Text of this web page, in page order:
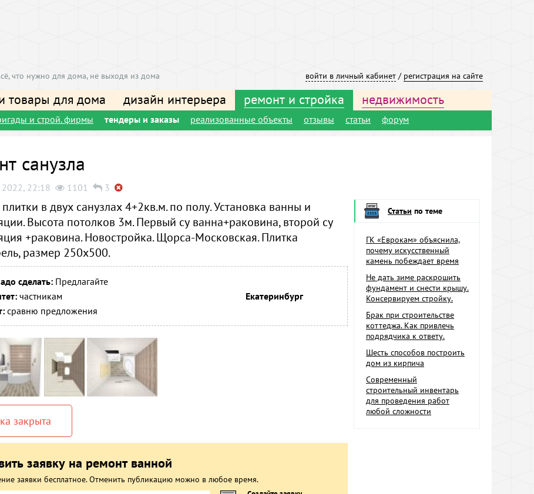
войти в личный кабинет / регистрация на сайте
что нужно для дома, не выходя из дома
товары для дома дизайн интерьера ремонт и стройка недвижимость
и строй. фирмы тендеры и заказы реализованные объекты отзывы статьи форум
санузла
22:18 1101 3
в двух санузлах 4+2кв.м. по полу. Установка ванны и
Высота потолков 3м. Первый су ванна+раковина, второй су
+раковина. Новостройка. Щорса-Московская. Плитка
размер 250х500.
Екатеринбург
сделать: Предлагайте
частникам
сравню предложения
закрыта
заявку на ремонт ванной
заявки бесплатное. Отменить публикацию можно в любое время.
Статьи по теме
ГК «Еврокам» объяснила,
почему искусственный
камень побеждает время
Не дать зиме раскрошить
фундамент и снести крышу.
Консервируем стройку.
Брак при строительстве
коттеджа. Как привлечь
подрядчика к ответу.
Шесть способов построить
дом из кирпича
Современный
строительный инвентарь
для проведения работ
любой сложности